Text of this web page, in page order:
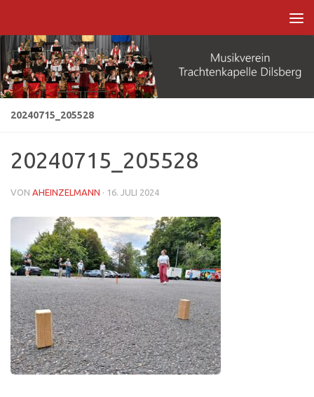
20240715_205528
20240715_205528
VON AHEINZELMANN · 16. JULI 2024